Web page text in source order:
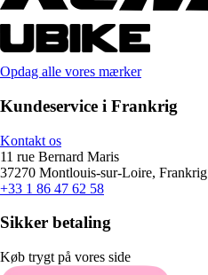
Opdag alle vores mærker
Kundeservice i Frankrig
Kontakt os
11 rue Bernard Maris
37270 Montlouis-sur-Loire, Frankrig
+33 1 86 47 62 58
Sikker betaling
Køb trygt på vores side